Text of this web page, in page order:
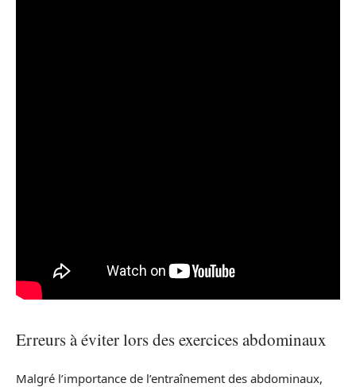
Erreurs à éviter lors des exercices abdominaux
Malgré l’importance de l’entraînement des abdominaux,